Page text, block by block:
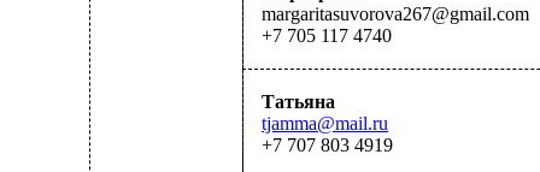
margaritasuvorova267@gmail.com
+7 705 117 4740
Татьяна
tjamma@mail.ru
+7 707 803 4919